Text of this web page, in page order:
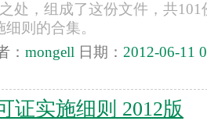
处，组成了这份文件，共
则的合集。
： mongell 日期： 2012-06-11
证实施细则 2012版